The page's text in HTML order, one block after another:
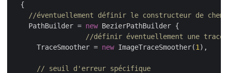
  {
//éventuellement définir le constructeur de
    PathBuilder =
new BezierPathBuilder {
//définir éventuellement une
      TraceSmoother =
new ImageTraceSmoother(1 ),
// seuil d'erreur spécifique